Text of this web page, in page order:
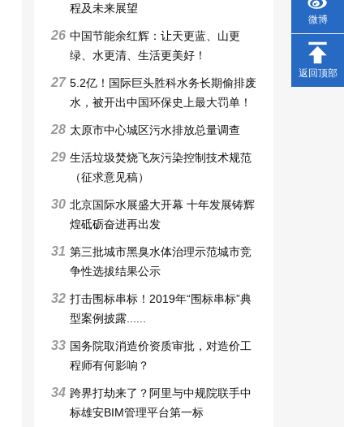
程及未来展望
26 中国节能余红辉：让天更蓝、山更
绿、水更清、生活更美好！
27 5.2亿！国际巨头胜科水务长期偷排废
水，被开出中国环保史上最大罚单！
28 太原市中心城区污水排放总量调查
29 生活垃圾焚烧飞灰污染控制技术规范
（征求意见稿）
30 北京国际水展盛大开幕 十年发展铸辉
煌砥砺奋进再出发
31 第三批城市黑臭水体治理示范城市竞
争性选拔结果公示
32 打击围标串标！2019年“围标串标”典
型案例披露......
33 国务院取消造价资质审批，对造价工
程师有何影响？
34 跨界打劫来了？阿里与中规院联手中
标雄安BIM管理平台第一标
微博
返回顶部